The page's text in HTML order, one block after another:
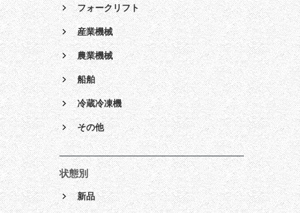
フォークリフト
産業機械
農業機械
船舶
冷蔵冷凍機
その他
状態別
新品